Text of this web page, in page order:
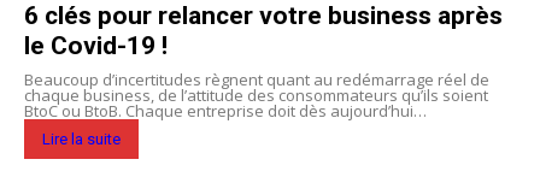
6 clés pour relancer votre business après
le Covid-19 !
Beaucoup d’incertitudes règnent quant au redémarrage réel de
chaque business, de l’attitude des consommateurs qu’ils soient
BtoC ou BtoB. Chaque entreprise doit dès aujourd’hui…
Lire la suite